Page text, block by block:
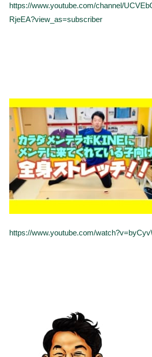
https://www.youtube.com/channel/
RjeEA?view_as=subscriber
https://www.youtube.com/